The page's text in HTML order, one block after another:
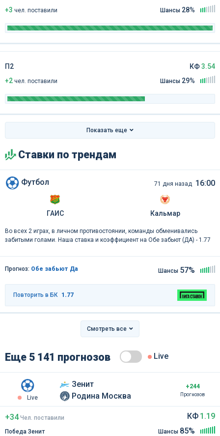
+3 чел. поставили Шансы 28%
П2
+2 чел. поставили
КФ3.54
Шансы 29%
Показать еще
Ставки по трендам
Футбол 71 дня назад 16:00
ГАИС Кальмар
Во всех 2 играх, в личном противостоянии, команды обменивались
забитыми голами. Наша ставка и коэффициент на Обе забьют (ДА) - 1.77
Прогноз: Обе забьют Да Шансы 57%
Повторить в БК 1.77
Смотреть все
Еще 5 141 прогнозов Live
Live
Зенит
Родина Москва
+244
Прогнозов
+34 Чел поставили
Победа Зенит
КФ 1.19
Шансы 85%